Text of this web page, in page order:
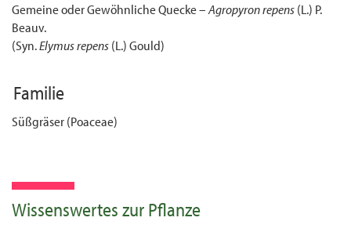
Gemeine oder Gewöhnliche Quecke –Agropyron repens(L.) P.
Beauv.
(Syn.Elymus repens(L.) Gould)
Familie
Süßgräser (Poaceae)
Wissenswertes zur Pflanze